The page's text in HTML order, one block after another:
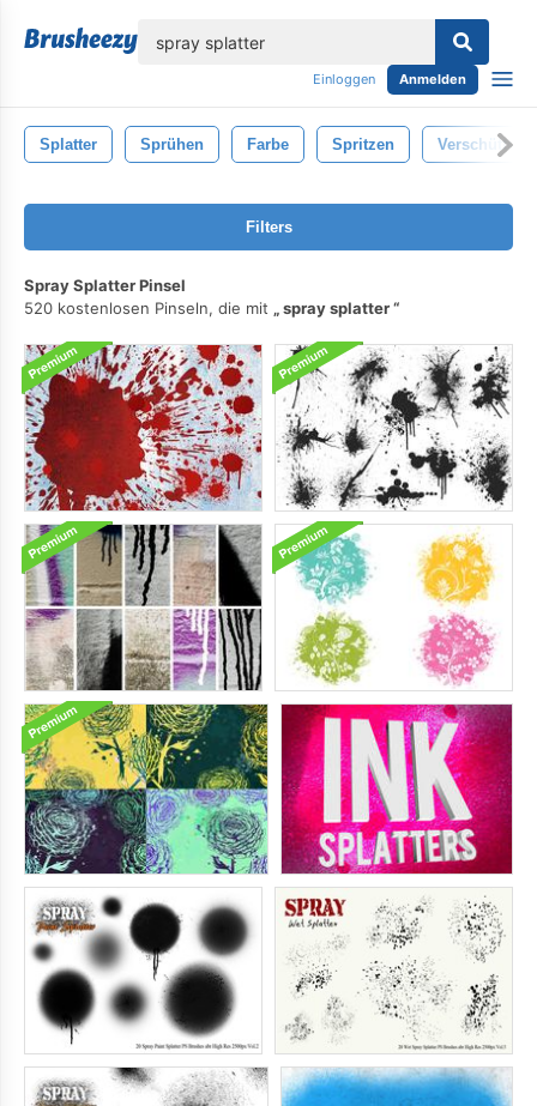
Einloggen Anmelden
Splatter Sprühen Farbe Spritzen Verschütten
Filters
Spray Splatter Pinsel
520 kostenlosen Pinseln, die mit
spray splatter